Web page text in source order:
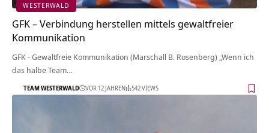
WESTERWALD
GFK – Verbindung herstellen mittels gewaltfreier
Kommunikation
GFK - Gewaltfreie Kommunikation (Marschall B. Rosenberg) „Wenn ich
das halbe Team…
TEAM WESTERWALD VOR 12 JAHREN 542 VIEWS